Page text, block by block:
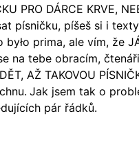
PRO DÁRCE KRVE,
písničku, píšeš si i
prima, ale vím, že
na tebe obracím,
AŽ TAKOVOU
Jak jsem tak o
pár řádků.